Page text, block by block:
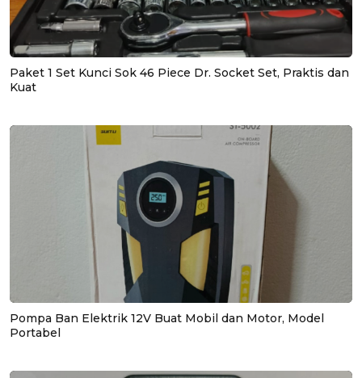
Paket 1 Set Kunci Sok 46 Piece Dr. Socket Set, Praktis dan
Kuat
Pompa Ban Elektrik 12V Buat Mobil dan Motor, Model
Portabel